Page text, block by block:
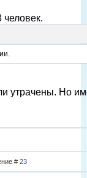
утрачены. Но
# 23